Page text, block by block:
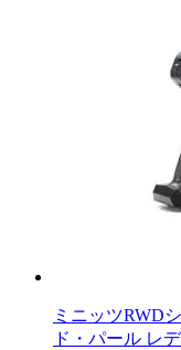
ミニッツRWD
ド・パール レ